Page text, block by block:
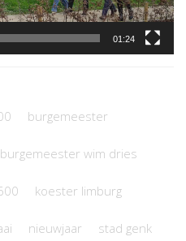
01:24
burgemeester
burgemeester wim dries
koester limburg
nieuwjaar stad genk